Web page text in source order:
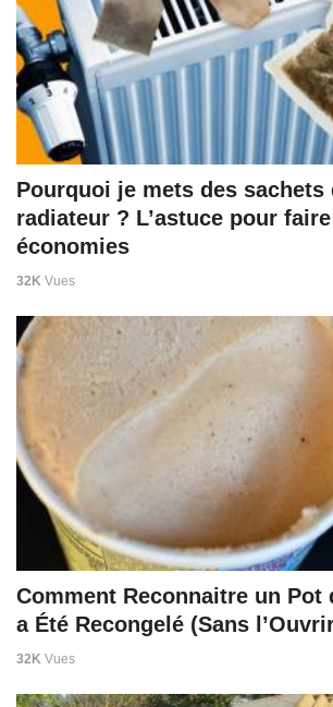
Pourquoi je mets des sachets
radiateur ? L’astuce pour
économies
32K Vues
Comment Reconnaitre un Pot
a Été Recongelé (Sans
32K Vues